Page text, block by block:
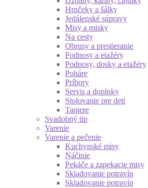
Hrnčeky a šálky
Jedálenské súpravy
Misy a misky
Na cesty
Obrusy a prestieranie
Podnosy a etažéry
Podnosy, dosky a etažéry
Poháre
Príbory
Servis a doplnky
Stolovanie pre deti
Taniere
Svadobný tip
Varenie
Varenie a pečenie
Kuchynské misy
Náčinie
Pekáče a zapekacie misy
Skladovanie potravín
Skladovanie potravín